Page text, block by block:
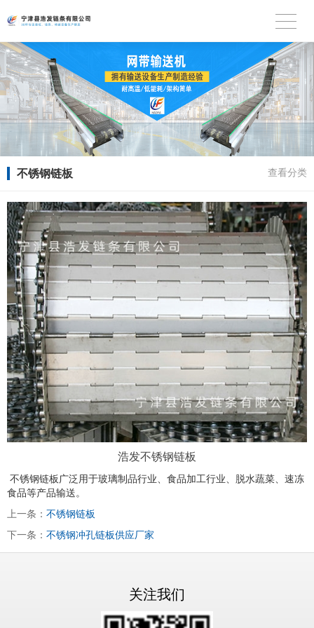
不锈钢链板 查看分类
浩发不锈钢链板
不锈钢链板广泛用于玻璃制品行业、食品加工行业、脱水蔬菜、速冻
食品等产品输送。
上一条： 不锈钢链板
下一条： 不锈钢冲孔链板供应厂家
关注我们